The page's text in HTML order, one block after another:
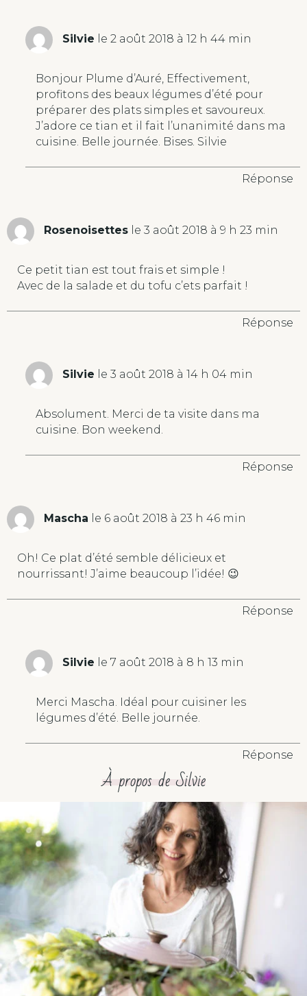
Silvie le 2 août 2018 à 12 h 44 min
Bonjour Plume d’Auré, Effectivement,
profitons des beaux légumes d’été pour
préparer des plats simples et savoureux.
J’adore ce tian et il fait l’unanimité dans ma
cuisine. Belle journée. Bises. Silvie
Réponse
Rosenoisettes le 3 août 2018 à 9 h 23 min
Ce petit tian est tout frais et simple !
Avec de la salade et du tofu c’ets parfait !
Réponse
Silvie le 3 août 2018 à 14 h 04 min
Absolument. Merci de ta visite dans ma
cuisine. Bon weekend.
Réponse
Mascha le 6 août 2018 à 23 h 46 min
Oh! Ce plat d’été semble délicieux et
nourrissant! J’aime beaucoup l’idée! 😉
Réponse
Silvie le 7 août 2018 à 8 h 13 min
Merci Mascha. Idéal pour cuisiner les
légumes d’été. Belle journée.
Réponse
À propos de Silvie